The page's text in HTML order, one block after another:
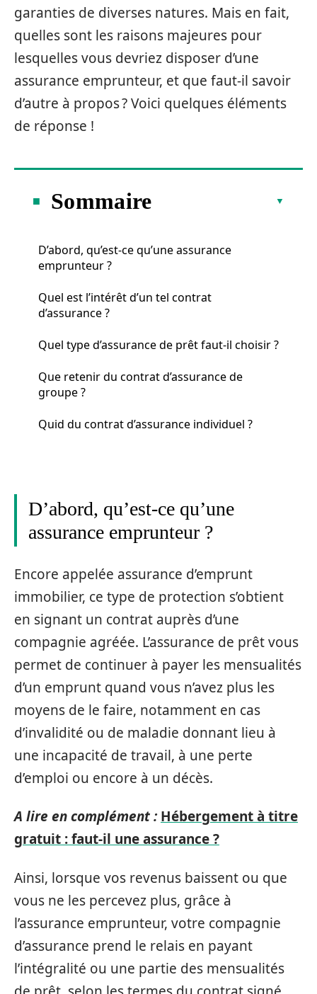
garanties de diverses natures. Mais en fait,
quelles sont les raisons majeures pour
lesquelles vous devriez disposer d’une
assurance emprunteur, et que faut-il savoir
d’autre à propos ? Voici quelques éléments
de réponse !
Sommaire
D’abord, qu’est-ce qu’une assurance
emprunteur ?
Quel est l’intérêt d’un tel contrat
d’assurance ?
Quel type d’assurance de prêt faut-il choisir ?
Que retenir du contrat d’assurance de
groupe ?
Quid du contrat d’assurance individuel ?
D’abord, qu’est-ce qu’une
assurance emprunteur ?
Encore appelée assurance d’emprunt
immobilier, ce type de protection s’obtient
en signant un contrat auprès d’une
compagnie agréée. L’assurance de prêt vous
permet de continuer à payer les mensualités
d’un emprunt quand vous n’avez plus les
moyens de le faire, notamment en cas
d’invalidité ou de maladie donnant lieu à
une incapacité de travail, à une perte
d’emploi ou encore à un décès.
A lire en complément : Hébergement à titre
gratuit : faut-il une assurance ?
Ainsi, lorsque vos revenus baissent ou que
vous ne les percevez plus, grâce à
l’assurance emprunteur, votre compagnie
d’assurance prend le relais en payant
l’intégralité ou une partie des mensualités